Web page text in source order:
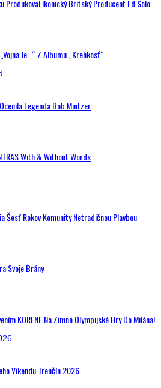
Produkoval Ikonický Britský Producent Ed Solo
Je…“ Z Albumu „Krehkosť“
Legenda Bob Mintzer
With & Without Words
Šesť Rokov Komunity Netradičnou Plavbou
Svoje Brány
KORENE Na Zimné Olympijské Hry Do Milána!
Víkendu Trenčín 2026